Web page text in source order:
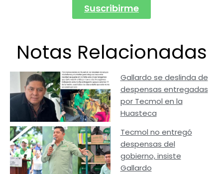
Suscribirme
Notas Relacionadas
Gallardo se deslinda de
despensas entregadas
por Tecmol en la
Huasteca
Tecmol no entregó
despensas del
gobierno, insiste
Gallardo